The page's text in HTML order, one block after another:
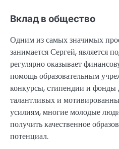
Вклад в общество
Одним из самых значимых
занимается Сергей, является
регулярно оказывает
помощь образовательным
конкурсы, стипендии и фонды
талантливых и
усилиям, многие молодые
получить качественное
потенциал.